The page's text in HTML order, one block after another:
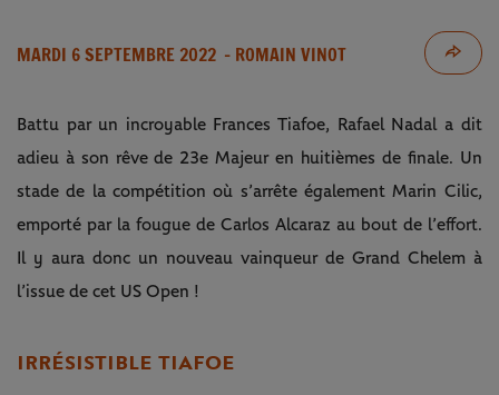
MARDI 6 SEPTEMBRE 2022 - ROMAIN VINOT
Battu par un incroyable Frances Tiafoe, Rafael Nadal a dit
adieu à son rêve de 23e Majeur en huitièmes de finale. Un
stade de la compétition où s’arrête également Marin Cilic,
emporté par la fougue de Carlos Alcaraz au bout de l’effort.
Il y aura donc un nouveau vainqueur de Grand Chelem à
l’issue de cet US Open !
IRRÉSISTIBLE TIAFOE